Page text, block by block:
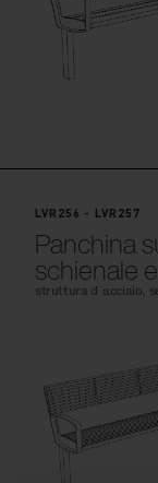
LVR256 - LVR257
Panchina
schienale
struttura d´acciaio,